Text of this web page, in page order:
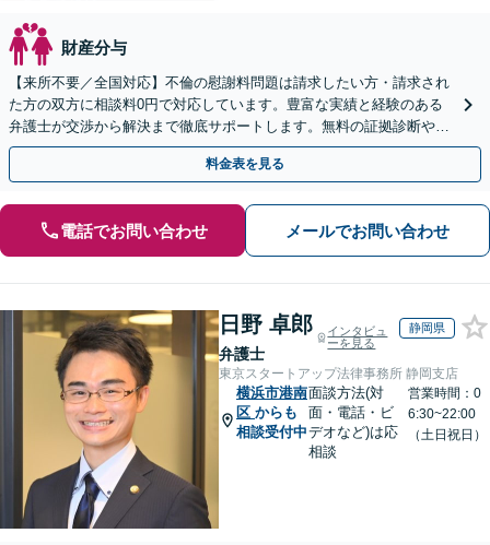
財産分与
【来所不要／全国対応】不倫の慰謝料問題は請求したい方・請求され
た方の双方に相談料0円で対応しています。豊富な実績と経験のある
弁護士が交渉から解決まで徹底サポートします。無料の証拠診断や着
手金の返還保証もありますので安心してご相談ください。
料金表を見る
電話でお問い合わせ メールでお問い合わせ
日野 卓郎
弁護士
インタビュ
ーを見る
静岡県
東京スタートアップ法律事務所 静岡支店
横浜市港南
区 からも
相談受付中
面談方法(対
面・電話・ビ
デオなど)は応
相談
営業時間：0
6:30~22:00
（土日祝日）